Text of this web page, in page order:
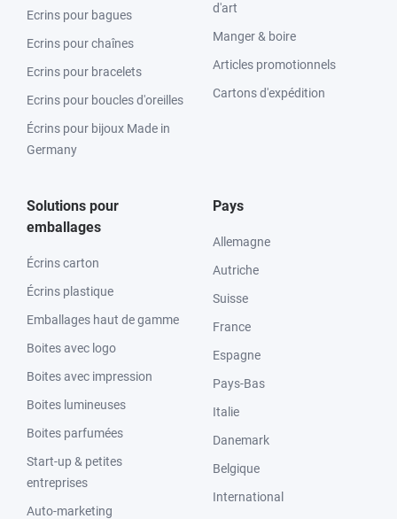
Ecrins pour bagues
Ecrins pour chaînes
Ecrins pour bracelets
Ecrins pour boucles d'oreilles
Écrins pour bijoux Made in
Germany
d'art
Manger & boire
Articles promotionnels
Cartons d'expédition
Solutions pour
emballages
Écrins carton
Écrins plastique
Emballages haut de gamme
Boites avec logo
Boites avec impression
Boites lumineuses
Boites parfumées
Start-up & petites
entreprises
Auto-marketing
Pays
Allemagne
Autriche
Suisse
France
Espagne
Pays-Bas
Italie
Danemark
Belgique
International